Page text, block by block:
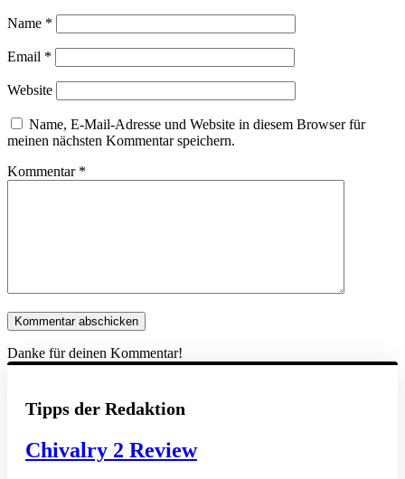
Name *
Email *
Website
Name, E-Mail-Adresse und Website in diesem Browser für
meinen nächsten Kommentar speichern.
Kommentar *
Danke für deinen Kommentar!
Tipps der Redaktion
Chivalry 2 Review